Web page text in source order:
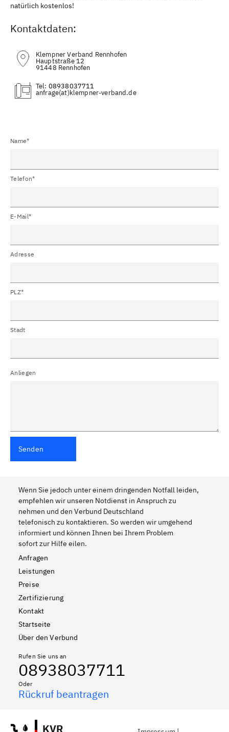
natürlich kostenlos!
Kontaktdaten:
Klempner Verband Rennhofen
Hauptstraße 12
91448 Rennhofen
Tel: 08938037711
(at)
Name*
Telefon*
E-Mail*
Adresse
PLZ*
Stadt
Anliegen
Senden
Wenn Sie jedoch unter einem dringenden Notfall leiden,
empfehlen wir unseren Notdienst in Anspruch zu
nehmen und den Verbund Deutschland
telefonisch zu kontaktieren. So werden wir umgehend
informiert und können Ihnen bei Ihrem Problem
sofort zur Hilfe eilen.
Anfragen
Leistungen
Preise
Zertifizierung
Kontakt
Startseite
Über den Verbund
Rufen Sie uns an
08938037711
Oder
Rückruf beantragen
KVR